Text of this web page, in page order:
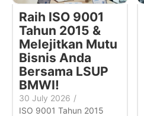
Raih ISO 9001
Tahun 2015 &
Melejitkan Mutu
Bisnis Anda
Bersama LSUP
BMWI!
30 July 2026 /
ISO 9001 Tahun 2015